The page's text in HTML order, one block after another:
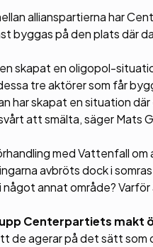
allianspartierna har
byggas på den plats där
skapat en oligopol-
tre aktörer som får
har skapat en situation
att smälta, säger Mats
med Vattenfall
avbröts dock i
annat område?
Centerpartiets makt
de agerar på det sätt